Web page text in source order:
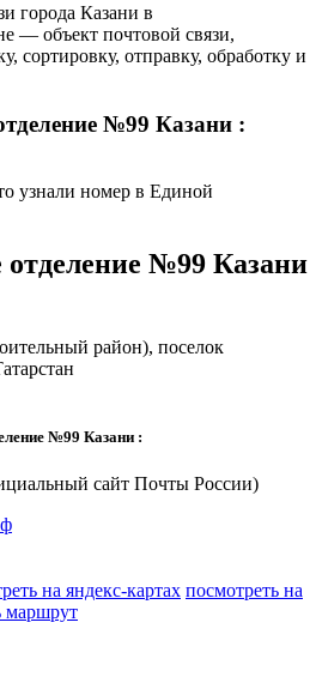
города Казани в
— объект почтовой связи,
сортировку, отправку, обработку и
№99 Казани :
узнали номер в Единой
отделение №99 Казани
район), поселок
№99 Казани :
сайт Почты России)
на яндекс-картах посмотреть на
маршрут